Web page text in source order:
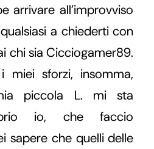
arrivare all’improvviso
a chiederti con
chi sia Cicciogamer89.
miei sforzi, insomma,
piccola L. mi sta
io, che faccio
sapere che quelli delle